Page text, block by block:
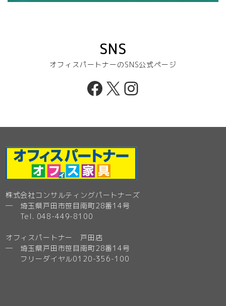
SNS
オフィスパートナーのSNS公式ページ
Facebook
X Instagram
株式会社コンサルティングパートナーズ
─ 埼玉県戸田市笹目南町28番14号
Tel. 048-449-8100
オフィスパートナー 戸田店
─ 埼玉県戸田市笹目南町28番14号
フリーダイヤル0120-356-100